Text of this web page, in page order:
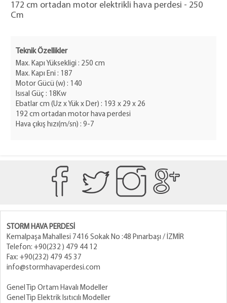
172 cm ortadan motor elektrikli hava perdesi - 250
Cm
Teknik Özellikler
Max. Kapı Yüksekligi : 250 cm
Max. Kapı Eni : 187
Motor Gücü (w) : 140
Isısal Güç : 18Kw
Ebatlar cm (Uz x Yük x Der) : 193 x 29 x 26
192 cm ortadan motor hava perdesi
Hava çıkış hızı(m/sn) : 9-7
STORM HAVA PERDESİ
Kemalpaşa Mahallesi 7416 Sokak No :48 Pınarbaşı / İZMİR
Telefon: +90(232 ) 479 44 12
Fax: +90(232) 479 45 37
info@stormhavaperdesi.com
Genel Tip Ortam Havalı Modeller
Genel Tip Elektrik Isıtıcılı Modeller